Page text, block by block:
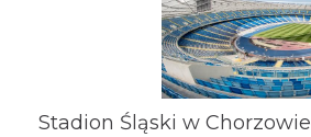
Stadion Śląski w Chorzowie